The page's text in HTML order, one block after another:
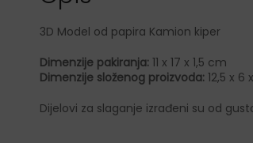
3D Model od papira Kamion kiper
Dimenzije pakiranja:11 x 17 x 1,5 cm
Dimenzije složenog proizvoda:12,5 x 6
Dijelovi za slaganje izrađeni su od